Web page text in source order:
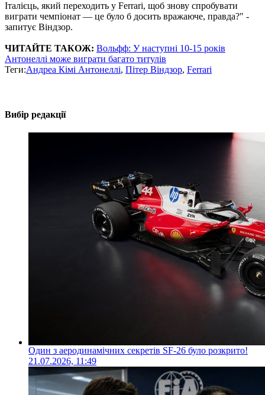
Італієць, який переходить у Ferrari, щоб знову спробувати
виграти чемпіонат — це було б досить вражаюче, правда?" -
запитує Віндзор.
ЧИТАЙТЕ ТАКОЖ: Вольфф: У наступні 10-15 років
Антонеллі може виграти багато титулів
Теги:Андреа Кімі Антонеллі, Пітер Віндзор, Ferrari
Вибір редакції
Один з аеродинамічних секретів SF-26 було розкрито!
21.07.2026, 11:49